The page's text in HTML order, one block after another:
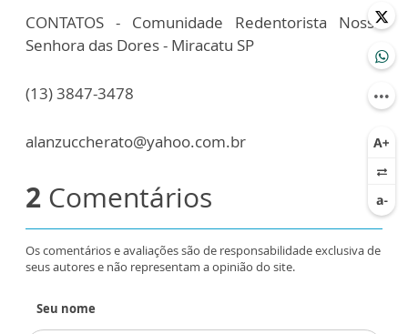
CONTATOS - Comunidade Redentorista Nossa
Senhora das Dores - Miracatu SP
(13) 3847-3478
alanzuccherato@yahoo.com.br
2 Comentários
Os comentários e avaliações são de responsabilidade exclusiva de
seus autores e não representam a opinião do site.
Seu nome